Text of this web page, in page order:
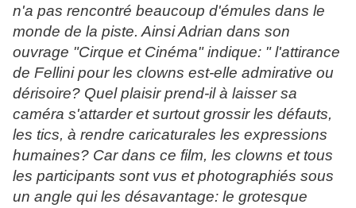
n'a pas rencontré beaucoup d'émules dans le
monde de la piste. Ainsi Adrian dans son
ouvrage "Cirque et Cinéma" indique: " l'attirance
de Fellini pour les clowns est-elle admirative ou
dérisoire? Quel plaisir prend-il à laisser sa
caméra s'attarder et surtout grossir les défauts,
les tics, à rendre caricaturales les expressions
humaines? Car dans ce film, les clowns et tous
les participants sont vus et photographiés sous
un angle qui les désavantage: le grotesque